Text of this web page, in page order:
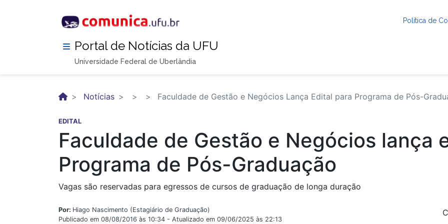
Política de
Portal de Notícias da UFU
Universidade Federal de Uberlândia
Notícias Faculdade de Gestão e Negócios Lança Edital para Programa de Pós-
EDITAL
Faculdade de Gestão e Negócios lança
Programa de Pós-Graduação
Vagas são reservadas para egressos de cursos de graduação de longa duração
Por: Hiago Nascimento (Estagiário de Graduação)
Publicado em 08/08/2016 às 10:34 - Atualizado em 09/06/2025 às 22:13